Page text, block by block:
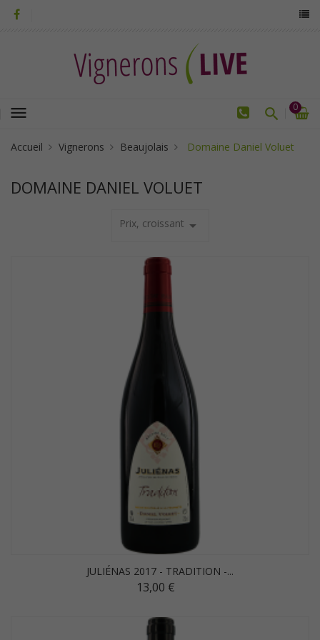
menu 0
Accueil Vignerons Beaujolais Domaine Daniel Voluet
DOMAINE DANIEL VOLUET
Prix, croissant arrow_drop_down
JULIÉNAS 2017 - TRADITION -...
13,00 €